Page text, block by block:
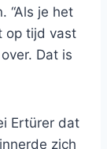
“Als je het
op tijd vast
Dat is
Ertürer dat
zich